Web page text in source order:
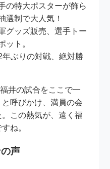
の特大ポスターが飾ら
選制で大人気！
グッズ販売、選手トー
ット。
2年ぶりの対戦、絶対勝
井の試合をここで一
呼びかけ、満員の会
この熱気が、遠く福
ね。
声